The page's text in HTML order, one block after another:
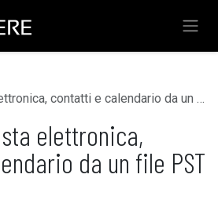
contatti e calendario da un file PST di Outlook
elettronica,
da un file PST